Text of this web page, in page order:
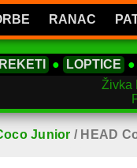
RANAC
REKETI ● LOPTICE ●
Živka
Junior / HEAD